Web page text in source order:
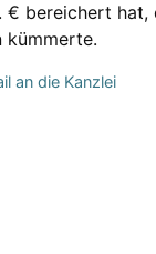
€ bereichert
kümmerte.
an die Kanzlei